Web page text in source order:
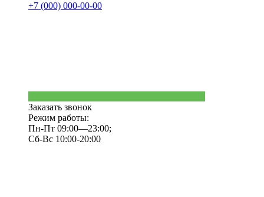
+7 (000) 000-00-00
Заказать звонок
Режим работы:
Пн-Пт 09:00—23:00;
Сб-Вс 10:00-20:00